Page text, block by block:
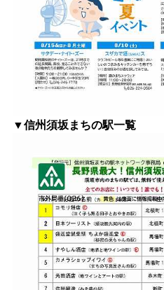
▼信州須坂まちの駅一覧